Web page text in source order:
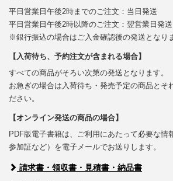
平日営業日午後2時までのご注文：当日発送
平日営業日午後2時以降のご注文：翌営業日発送
※銀行振込の場合はご入金確認後の発送となり
【入荷待ち、予約注文が含まれる場合】
すべての商品がそろい次第の発送となります。
お急ぎの場合は入荷待ち・発売予定の商品とそ
ださい。
【オンライン発送の商品の場合】
PDF版電子書籍は、ご利用にあたって必要な情
参加証など）を電子メールでお送りします。
請求書・領収書・見積書・納品書